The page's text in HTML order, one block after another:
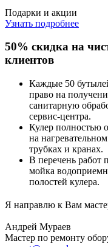
Подарки и акции
Узнать подробнее
50% скидка на
клиентов
Каждые 50
право на
санитарную
сервис-центра.
Кулер полностью
на
трубках и кранах.
В перечень работ
мойка
полостей кулера.
Я направлю к Вам
Андрей Мураев
Мастер по ремонту